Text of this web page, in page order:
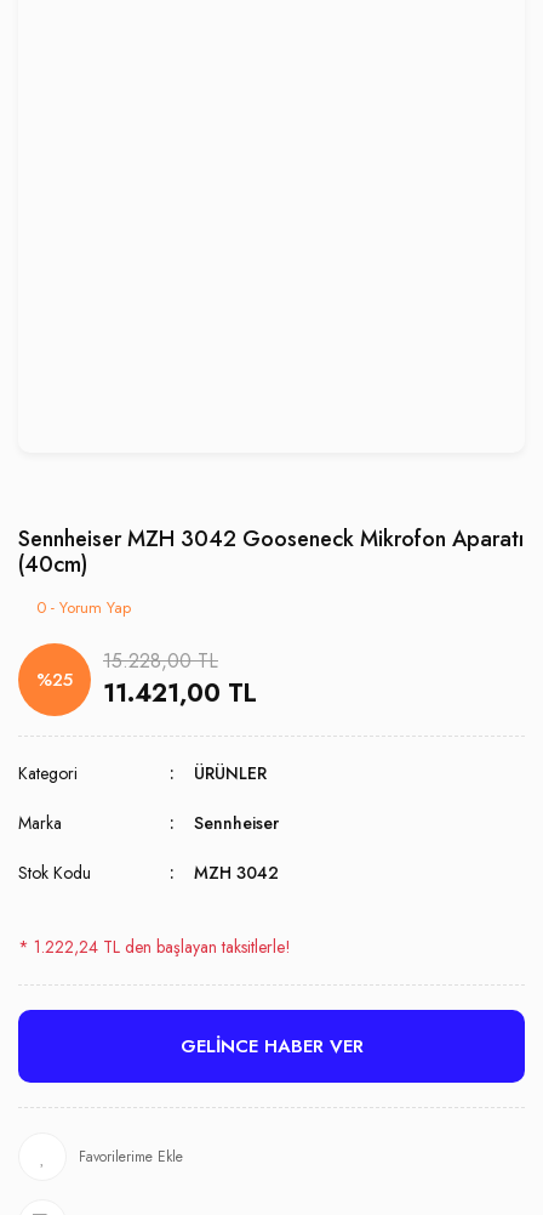
Sennheiser MZH 3042 Gooseneck Mikrofon Aparatı
(40cm)
0 - Yorum Yap
%25
15.228,00 TL
11.421,00 TL
Kategori ÜRÜNLER
Marka Sennheiser
Stok Kodu MZH 3042
* 1.222,24 TL den başlayan taksitlerle!
GELİNCE HABER VER